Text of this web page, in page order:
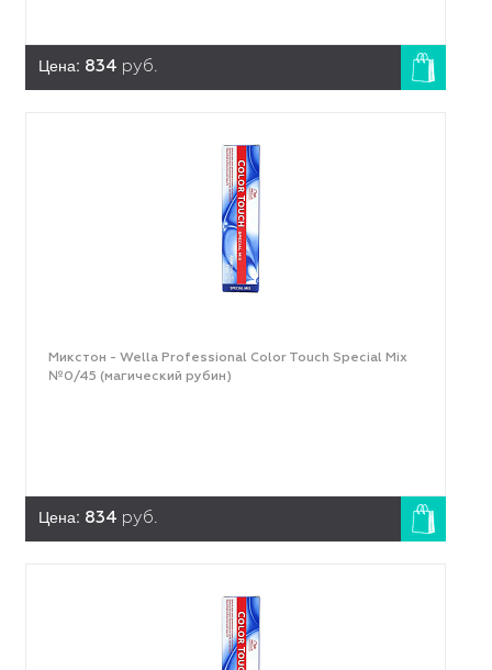
Цена: 834 руб.
Микстон - Wella Professional Color Touch Special Mix
№0/45 (магический рубин)
Цена: 834 руб.